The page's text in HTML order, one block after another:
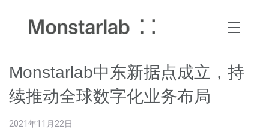
Monstarlab中东新据点成立，持
续推动全球数字化业务布局
2021年11月22日